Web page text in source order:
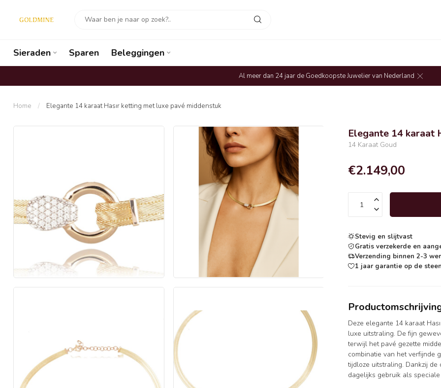
Sieraden Sparen Beleggingen
Al meer dan 24 jaar de Goedkoopste Juwelier van Nederland
Home / Elegante 14 karaat Hasır ketting met luxe pavé middenstuk
Elegante 14 karaat
14 Karaat Goud
€2.149,00
Stevig en slijtvast
Gratis verzekerde en
Verzending binnen 2-3
1 jaar garantie op de
Deze elegante 14 karaat
luxe uitstraling. De fijn
terwijl het pavé gezette
combinatie van het verfijnde
tijdloze uitstraling. Dankzij
dagelijks gebruik als